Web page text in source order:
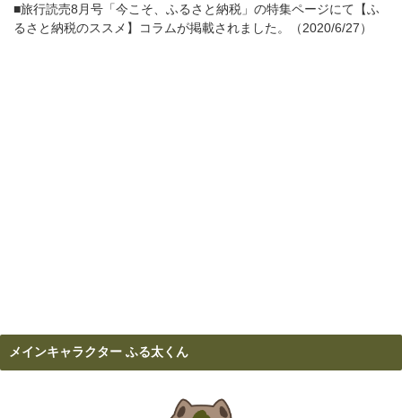
■旅行読売8月号「今こそ、ふるさと納税」の特集ページにて【ふ
るさと納税のススメ】コラムが掲載されました。（2020/6/27）
メインキャラクター ふる太くん